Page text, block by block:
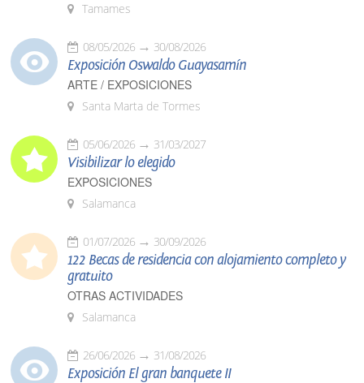
Tamames
08/05/2026 30/08/2026
Exposición Oswaldo Guayasamín
ARTE / EXPOSICIONES
Santa Marta de Tormes
05/06/2026 31/03/2027
Visibilizar lo elegido
EXPOSICIONES
Salamanca
01/07/2026 30/09/2026
122 Becas de residencia con alojamiento completo y
gratuito
OTRAS ACTIVIDADES
Salamanca
26/06/2026 31/08/2026
Exposición El gran banquete II